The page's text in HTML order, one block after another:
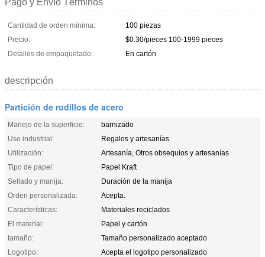
Cantidad de orden mínima:
100 piezas
Precio:
$0.30/pieces 100-1999 pieces
Detalles de empaquetado:
En cartón
descripción
Partición de rodillos de acero
Manejo de la superficie:
barnizado
Uso industrial:
Regalos y artesanías
Utilización:
Artesanía, Otros obsequios y artesanías
Tipo de papel:
Papel Kraft
Sellado y manija:
Duración de la manija
Orden personalizada:
Acepta.
Características:
Materiales reciclados
El material:
Papel y cartón
tamaño:
Tamaño personalizado aceptado
Logotipo:
Acepta el logotipo personalizado